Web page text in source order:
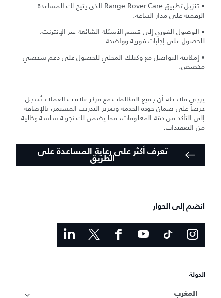
• تنزيل تطبيق Range Rover Care الذي يتيح لك المساعدة
الرقمية على مدار الساعة.
• الوصول الفوري إلى قسم الأسئلة الشائعة عبر الإنترنت،
للحصول على إجابات فورية وواضحة.
• إمكانية التواصل مع وكيلك المحلي للحصول على دعم شخصي
مخصص.
يرجى ملاحظة أن جميع المكالمات مع مركز علاقات العملاء تُسجل
حرصاً على ضمان جودة الخدمة وتعزيز التدريب المستمر، بالإضافة
إلى التأكد من دقة المعلومات، مما يضمن لك تجربة سلسة وخالية
من التعقيدات.
تعرف أكثر على رعاية المساعدة على
الطريق
انضم إلى الحوار
الدولة
المغرب